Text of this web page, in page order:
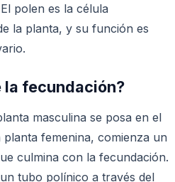
polen es la célula
la planta, y su función es
la fecundación?
masculina se posa en el
femenina, comienza un
culmina con la fecundación.
tubo polínico a través del